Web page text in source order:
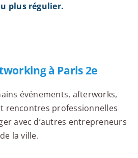
plus régulier.
à Paris 2e
événements, afterworks,
rencontres professionnelles
avec d’autres entrepreneurs
la ville.